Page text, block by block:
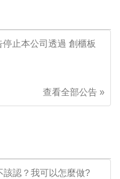
止本公司透過 創櫃板
查看全部公告 »
認？我可以怎麼做?